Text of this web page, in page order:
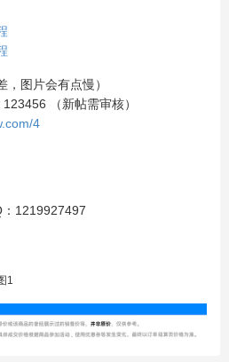
，图片会有点慢）
（新帖需审核）
4
1219927497